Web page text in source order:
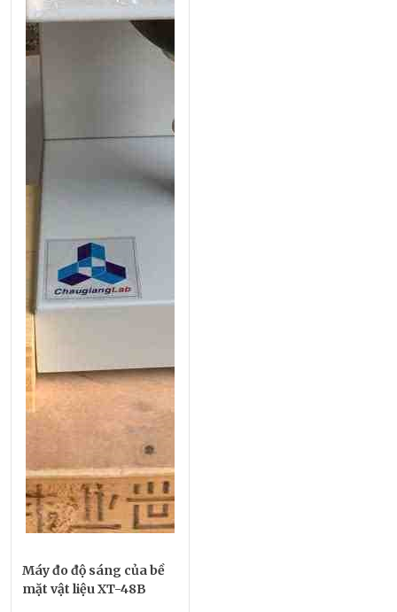
Máy đo độ sáng của bề
mặt vật liệu XT-48B